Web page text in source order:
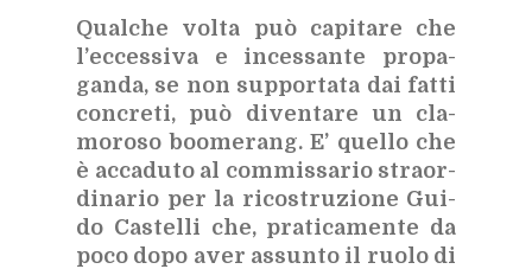
Qual­che vol­ta può ca­pi­ta­re che
l’ec­ces­si­va e in­ces­san­te pro­pa­
gan­da, se non sup­por­ta­ta dai fat­ti
con­cre­ti, può di­ven­ta­re un cla­
mo­ro­so boo­me­rang. E’ quel­lo che
è ac­ca­du­to al com­mis­sa­rio straor­
di­na­rio per la ri­co­stru­zio­ne Gui­
do Ca­stel­li che, pra­ti­ca­men­te da
poco dopo aver as­sun­to il ruo­lo di